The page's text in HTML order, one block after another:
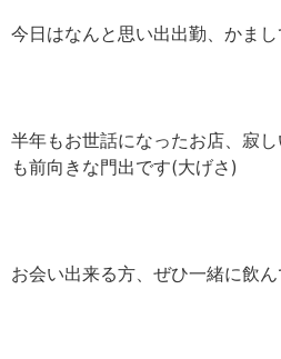
今日はなんと思い出出勤、かま
半年もお世話になったお店、寂
も前向きな門出です(大げさ)
お会い出来る方、ぜひ一緒に飲ん